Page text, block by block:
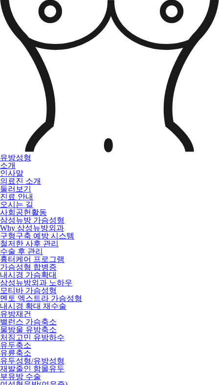
유방성형
소개
인사말
의료진 소개
둘러보기
진료 안내
오시는 길
사회공헌활동
삼성뉴방 가슴성형
Why 삼성뉴방외과
구형구축 예방 시스템
철저한 사후 관리
수술 후 관리
흉터케어 프로그램
가슴성형 합병증
내시경 가슴확대
삼성뉴방외과 노하우
모티바 가슴성형
멘토 엑스트라 가슴성형
내시경 확대 재수술
유방재건
밸런스 가슴축소
물방울 유방축소
처짐고민 유방하수
유두축소
유륜축소
유두성형/유방성형
재발줄인 함몰유두
부유방 수술